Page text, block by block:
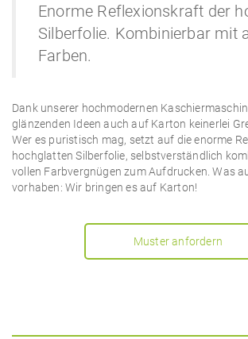
Enorme Reflexionskraft der
Silberfolie. Kombinierbar mit
Farben.
Dank unserer hochmodernen
glänzenden Ideen auch auf Karton keinerlei
Wer es puristisch mag, setzt auf die enorme
hochglatten Silberfolie, selbstverständlich
vollen Farbvergnügen zum Aufdrucken. Was
vorhaben: Wir bringen es auf Karton!
Muster anfordern